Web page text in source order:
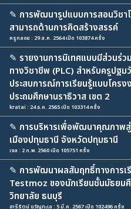
✎ การพัฒนารูปแบบการสอนวิชา
สามารถด้านการคิดสร้างสรรค์
ครูกลอย : 29 ส.ค. 2564 เปิด 103874 ครั้ง
✎ รายงานการนิเทศแบบมีส่วนร่
ทางวิชาชีพ (PLC) สำหรับครูปฐม
ประสบการณ์การเรียนรู้แบบโคร
ประถมศึกษานราธิวาส เขต 2
kratai : 24 ธ.ค. 2565 เปิด 103314 ครั้ง
✎ การบริหารเพื่อพัฒนาคุณภาพสู่
เมืองปทุมธานี จังหวัดปทุมธานี
เจล : 2 ก.พ. 2560 เปิด 105751 ครั้ง
✎ การพัฒนาผลสัมฤทธิ์ทางการเ
Testmoz ของนักเรียนชั้นมัธยม
วิทยาลัย ธนบุรี
อารีรัตน์ ขวัญทะเล : 5 มี.ค. 2567 เปิด 102496 ครั้ง